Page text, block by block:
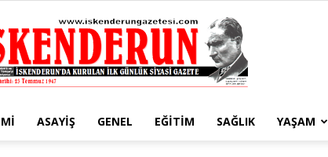
ASAYIŞ GENEL EĞITIM SAĞLIK YAŞAM